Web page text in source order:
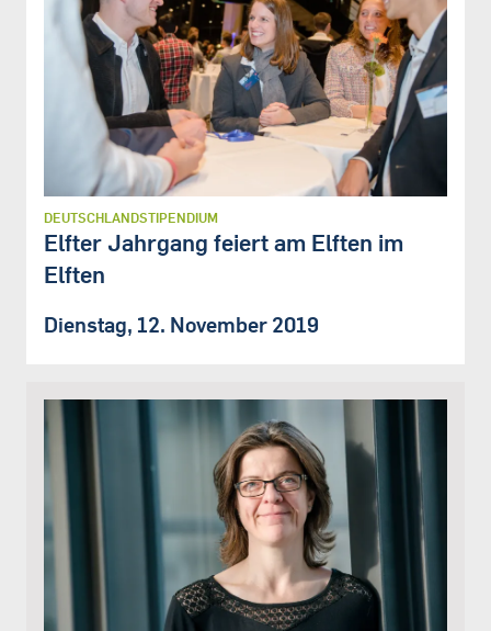
DEUTSCHLANDSTIPENDIUM
Elfter Jahrgang feiert am Elften im
Elften
Dienstag, 12. November 2019